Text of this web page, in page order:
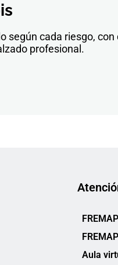
según cada riesgo, con
profesional.
Aula